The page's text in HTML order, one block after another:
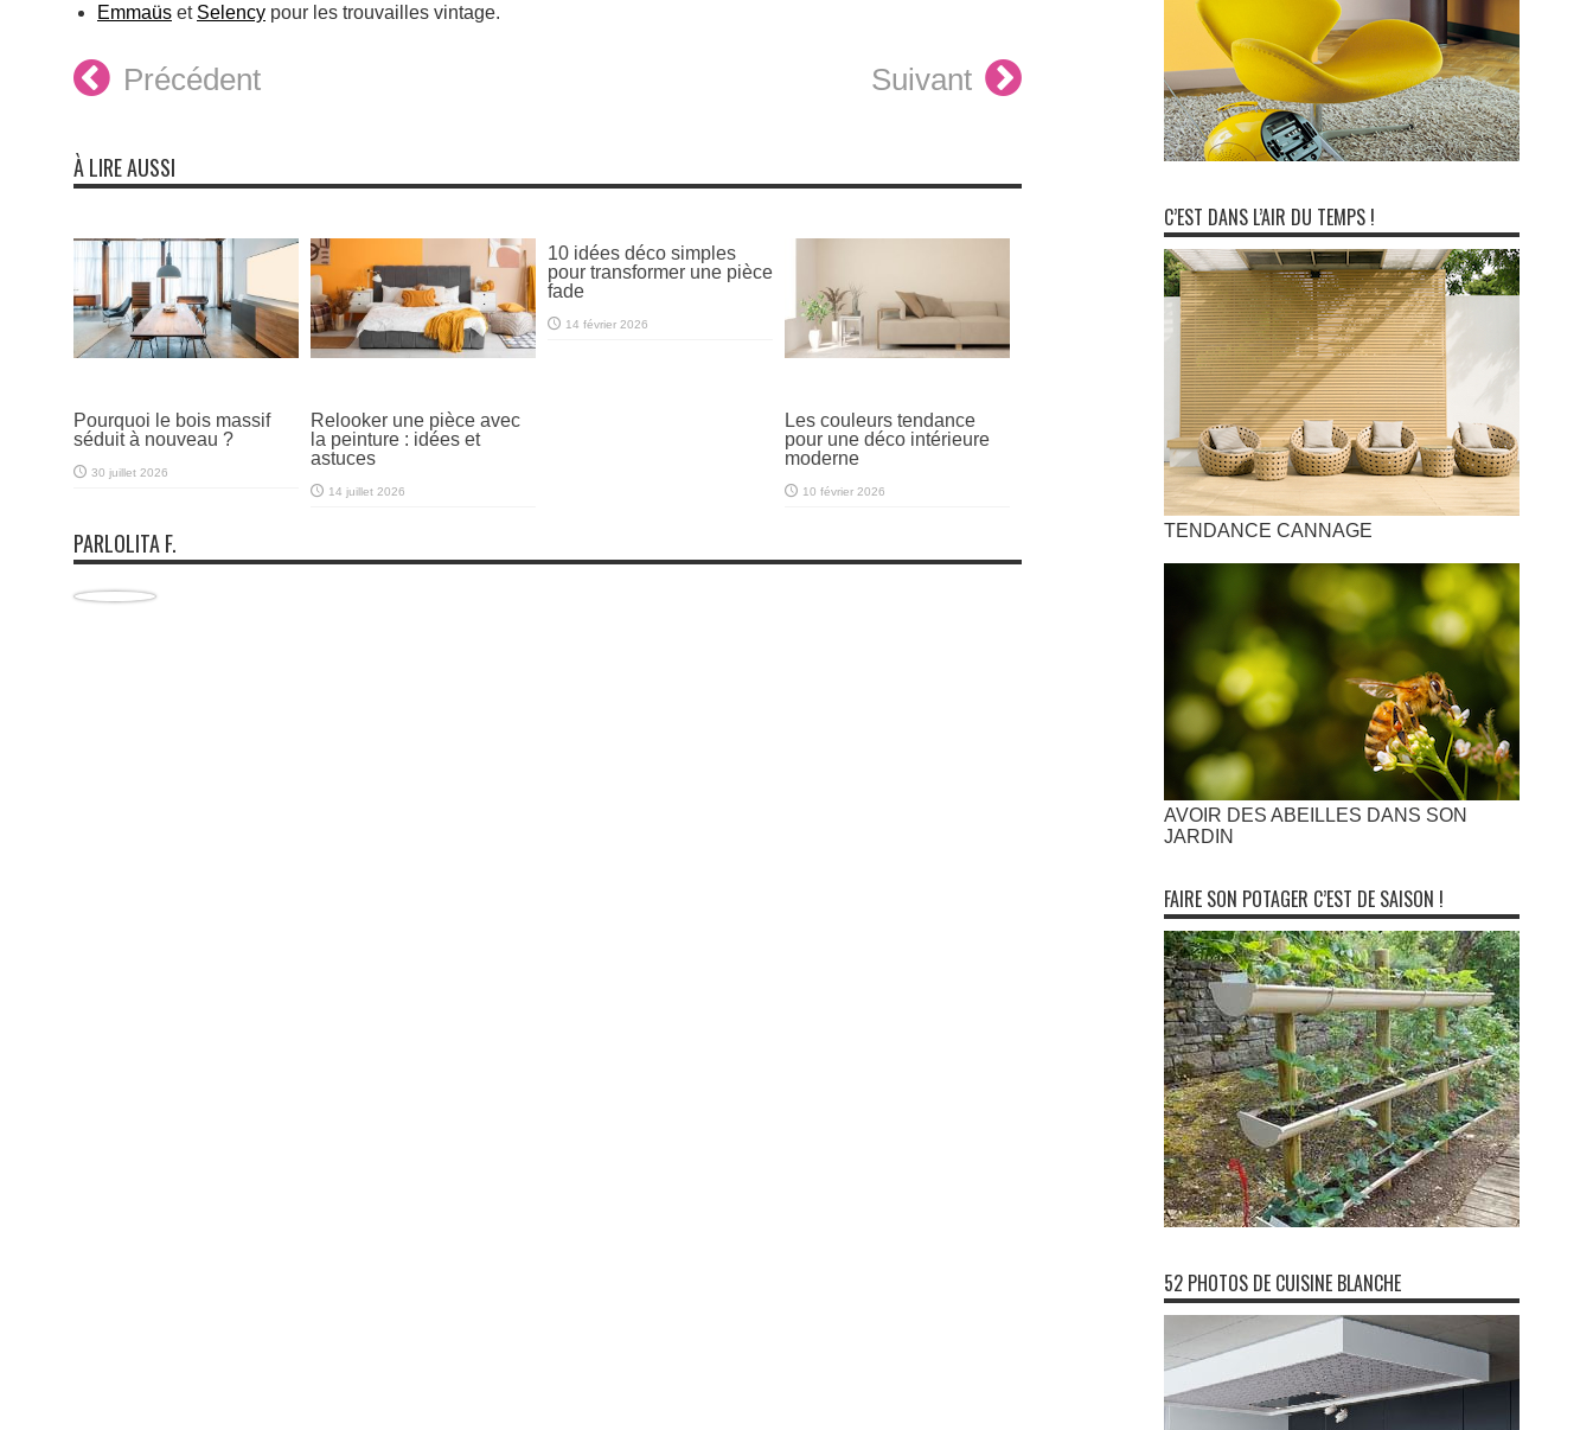
Emmaüs et Selency pour les trouvailles vintage.
Précédent Suivant
À LIRE AUSSI
Pourquoi le bois massif
séduit à nouveau ?
30 juillet 2026
Relooker une pièce avec
la peinture : idées et
astuces
14 juillet 2026
10 idées déco simples
pour transformer une pièce
fade
14 février 2026
Les couleurs tendance
pour une déco intérieure
moderne
10 février 2026
PARLOLITA F.
C’EST DANS L’AIR DU TEMPS !
TENDANCE CANNAGE
AVOIR DES ABEILLES DANS SON
JARDIN
FAIRE SON POTAGER C’EST DE SAISON !
52 PHOTOS DE CUISINE BLANCHE